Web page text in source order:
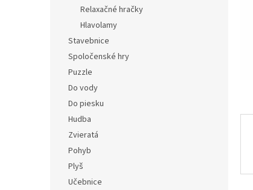
Relaxačné hračky
Hlavolamy
Stavebnice
Spoločenské hry
Puzzle
Do vody
Do piesku
Hudba
Zvieratá
Pohyb
Plyš
Učebnice